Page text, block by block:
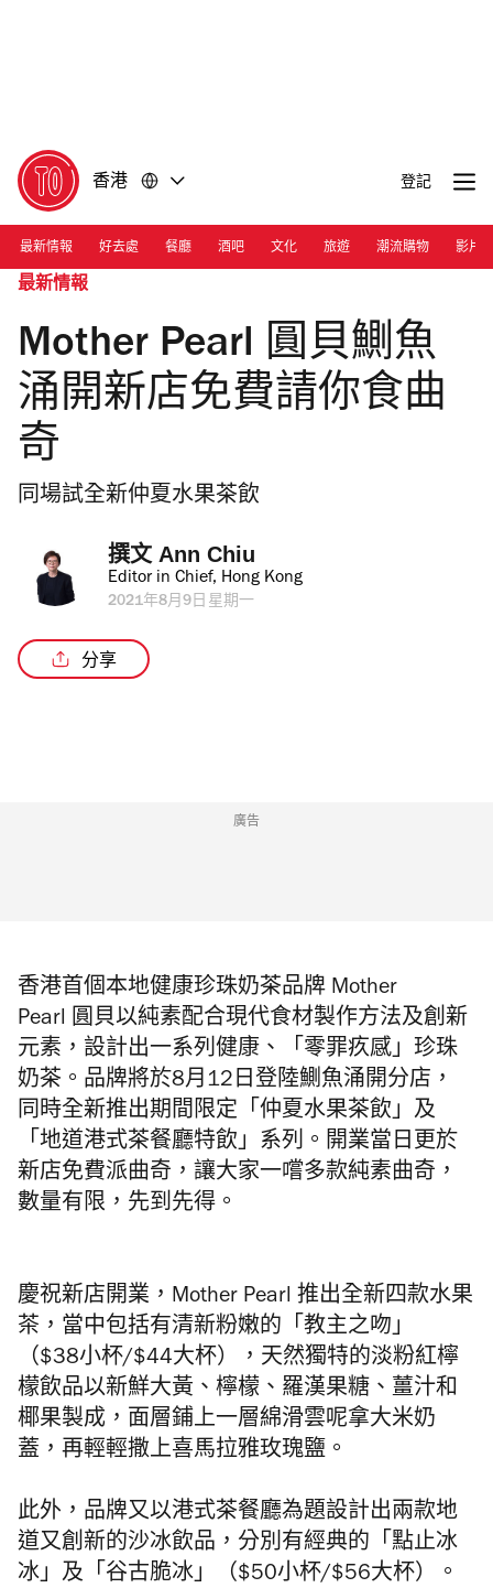
香港 登記
最新情報 好去處 餐廳 酒吧 文化 旅遊 潮流購物 影片
最新情報
Mother Pearl 圓貝鰂魚
涌開新店免費請你食曲
奇
同場試全新仲夏水果茶飲
撰文 Ann Chiu
Editor in Chief, Hong Kong
2021年8月9日星期一
分享
廣告
香港首個本地健康珍珠奶茶品牌 Mother
Pearl 圓貝以純素配合現代食材製作方法及創新
元素，設計出一系列健康、「零罪疚感」珍珠
奶茶。品牌將於8月12日登陸鰂魚涌開分店，
同時全新推出期間限定「仲夏水果茶飲」及
「地道港式茶餐廳特飲」系列。開業當日更於
新店免費派曲奇，讓大家一嚐多款純素曲奇，
數量有限，先到先得。
慶祝新店開業，Mother Pearl 推出全新四款水果
茶 ，當中包括有清新粉嫩的「教主之吻」
（$38小杯/$44大杯） ， 天然獨特的淡粉紅檸
檬飲品以新鮮大黃、 檸檬、 羅漢果糖、薑汁和
椰果製成 ， 面層鋪上一層綿滑雲呢拿大米奶
蓋， 再輕輕撒上喜馬拉雅玫瑰鹽。
此外，品牌又以港式茶餐廳為題設計出兩款地
道又創新的沙冰飲品，分別有經典的 「 點止冰
冰」及「谷古脆冰」
（$50小杯/$56大杯）
。